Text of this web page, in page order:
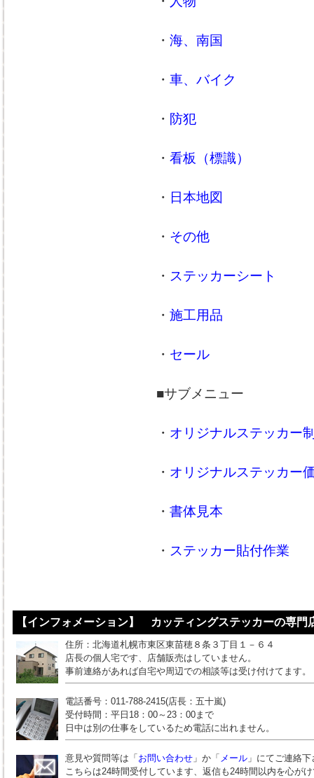
・ 海、南国
・ 車、バイク
・ 防犯
・ 看板（標識）
・ 日本地図
・ その他
・ ステッカーシート
・ 施工用品
・ セール
■サブメニュー
・ オリジナルステッカー
・ オリジナルステッカー
・ 書体見本
・ ステッカー貼付作業
【インフォメーション】 カッティングステッカーの専門
住所：北海道札幌市東区東苗穂８条３丁目１－６４
店長の個人宅です、店舗販売はしていません。
事前連絡があれば自宅や周辺での相談等は受け付けてます。
電話番号：011-788-2415(店長：五十嵐)
受付時間：平日18：00～23：00まで
日中は別の仕事をしているため電話に出れません。
意見や質問等は「 お問い合わせ 」か「 メール 」にてご連絡
こちらは24時間受付しています、返信も24時間以内を心が